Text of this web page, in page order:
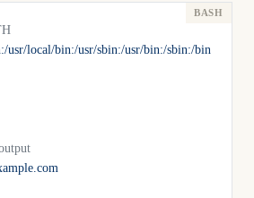
usr/local/bin:/usr/sbin:/usr/bin:/sbin:/bin